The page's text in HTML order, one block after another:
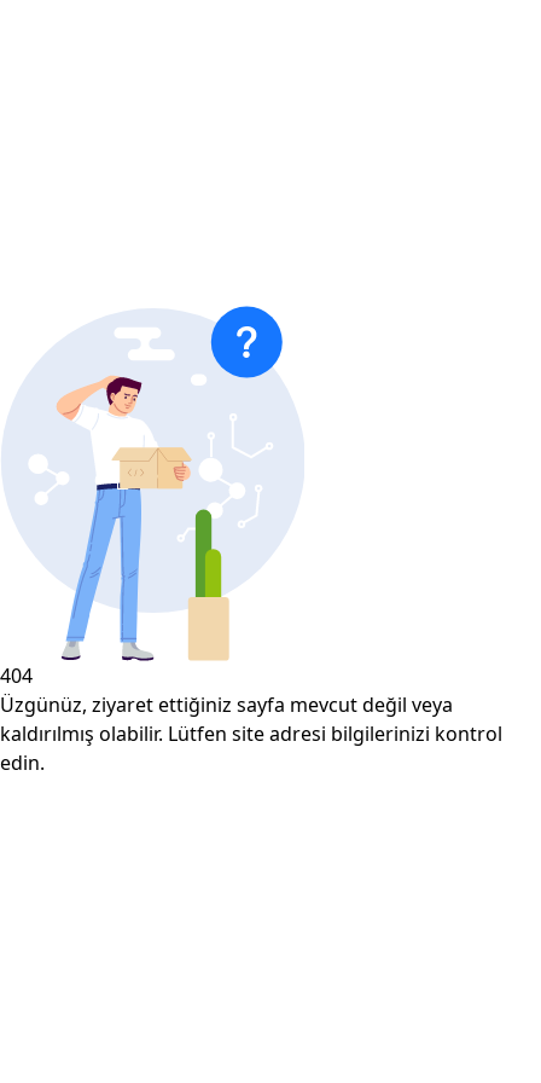
404
Üzgünüz, ziyaret ettiğiniz sayfa mevcut değil veya
kaldırılmış olabilir. Lütfen site adresi bilgilerinizi kontrol
edin.